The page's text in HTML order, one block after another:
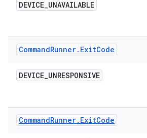
DEVICE_UNAVAILABLE
CommandRunner. ExitCode
DEVICE_UNRESPONSIVE
CommandRunner. ExitCode